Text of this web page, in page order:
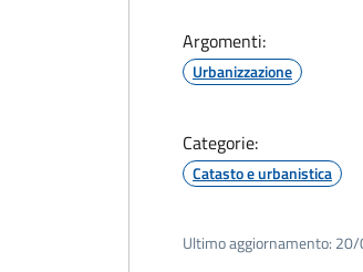
Argomenti:
Urbanizzazione
Categorie:
Catasto e urbanistica
Ultimo aggiornamento: 20/